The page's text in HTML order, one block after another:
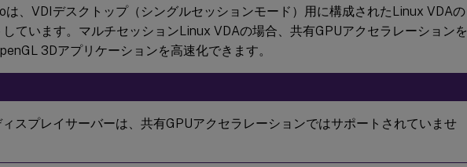
、VDIデスクトップ（シングルセッションモード）用に構成されたLinux VDAの
ています。マルチセッションLinux VDAの場合、共有GPUアクセラレーションを
3Dアプリケーションを高速化できます。
スプレイサーバーは、共有GPUアクセラレーションではサポートされていませ